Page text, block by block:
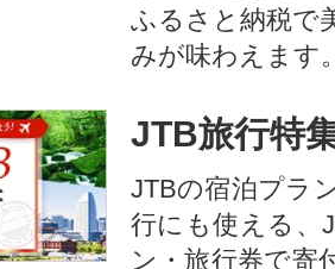
ふるさと納税で
みが味わえます
JTB旅行特
JTBの宿泊プラ
行にも使える、
ン・旅行券で寄